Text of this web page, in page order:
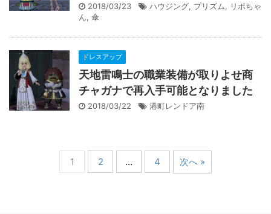
2018/03/23 ハウジング, プリズム, リポちゃ
ん, 傘
ドレスアップ
天地雷鳴士の職業装備が取りよせ商
チャガナで再入手可能となりました
2018/03/22 港町レンドア南
1 2 … 4 次へ »